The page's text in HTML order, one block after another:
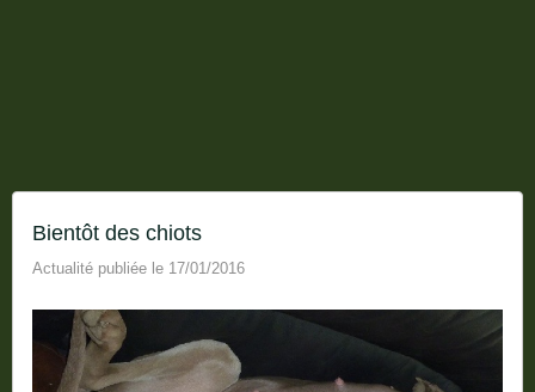
Bientôt des chiots
Actualité publiée le 17/01/2016